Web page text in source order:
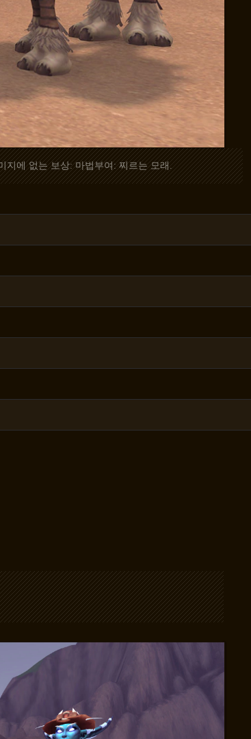
지에 없는 보상: 마법부여: 찌르는 모래.